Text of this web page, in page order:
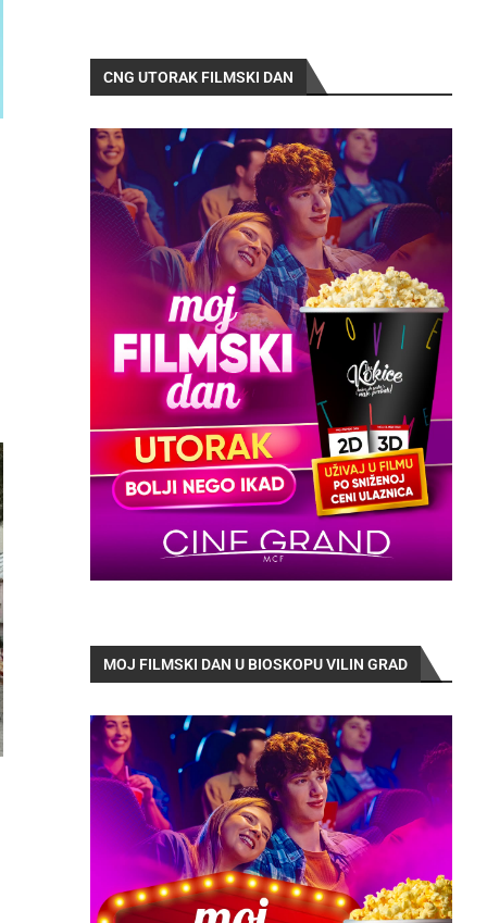
CNG UTORAK FILMSKI DAN
MOJ FILMSKI DAN U BIOSKOPU VILIN GRAD